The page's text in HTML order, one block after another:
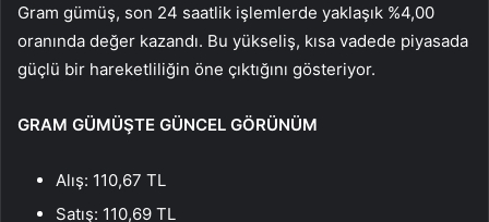
Gram gümüş, son 24 saatlik işlemlerde yaklaşık %4,00
oranında değer kazandı. Bu yükseliş, kısa vadede piyasada
güçlü bir hareketliliğin öne çıktığını gösteriyor.
GRAM GÜMÜŞTE GÜNCEL GÖRÜNÜM
Alış: 110,67 TL
Satış: 110,69 TL